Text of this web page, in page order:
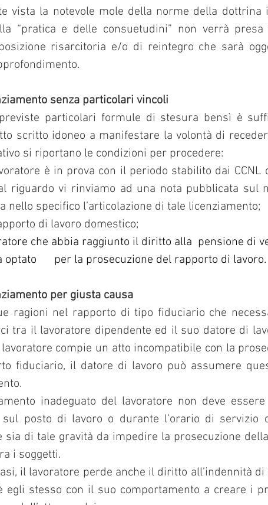
vista la notevole mole della norme della dottrina
“pratica e delle consuetudini” non verrà
risarcitoria e/o di reintegro che sarà
senza particolari vincoli
particolari formule di stesura bensì è
scritto idoneo a manifestare la volontà di
si riportano le condizioni per procedere:
è in prova con il periodo stabilito dai CCNL
riguardo vi rinviamo ad una nota pubblicata sul
nello specifico l’articolazione di tale licenziamento;
di lavoro domestico;
che abbia raggiunto il diritto alla  pensione di
optato      per la prosecuzione del rapporto di lavoro.
per giusta causa
ragioni nel rapporto di tipo fiduciario che
tra il lavoratore dipendente ed il suo datore di
compie un atto incompatibile con la
fiduciario, il datore di lavoro può assumere
inadeguato del lavoratore non deve
sul posto di lavoro o durante l’orario di servizio
sia di tale gravità da impedire la prosecuzione
i soggetti.
egli stesso con il suo comportamento a creare i